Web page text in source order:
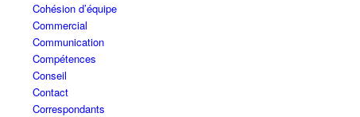
Cohésion d’équipe
Commercial
Communication
Compétences
Conseil
Contact
Correspondants